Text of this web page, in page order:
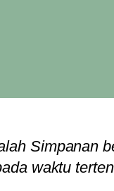
Simpanan
waktu